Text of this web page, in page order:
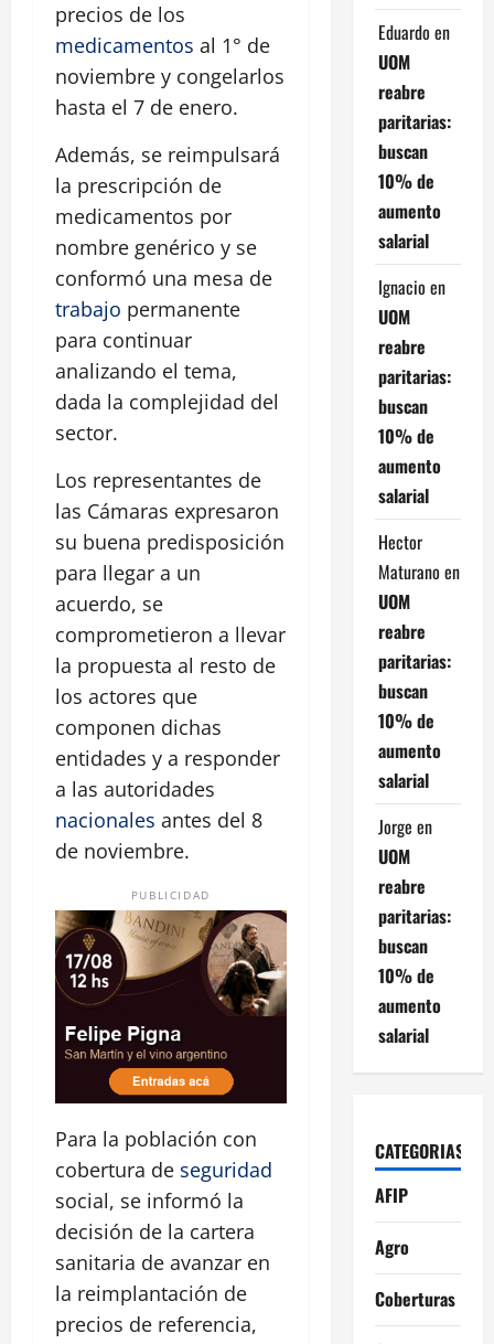
precios de los
medicamentos al 1° de
noviembre y congelarlos
hasta el 7 de enero.
Además, se reimpulsará
la prescripción de
medicamentos por
nombre genérico y se
conformó una mesa de
trabajo permanente
para continuar
analizando el tema,
dada la complejidad del
sector.
Los representantes de
las Cámaras expresaron
su buena predisposición
para llegar a un
acuerdo, se
comprometieron a llevar
la propuesta al resto de
los actores que
componen dichas
entidades y a responder
a las autoridades
nacionales antes del 8
de noviembre.
PUBLICIDAD
Para la población con
cobertura de seguridad
social, se informó la
decisión de la cartera
sanitaria de avanzar en
la reimplantación de
precios de referencia,
Eduardo en
UOM
reabre
paritarias:
buscan
10% de
aumento
salarial
Ignacio en
UOM
reabre
paritarias:
buscan
10% de
aumento
salarial
Hector
Maturano en
UOM
reabre
paritarias:
buscan
10% de
aumento
salarial
Jorge en
UOM
reabre
paritarias:
buscan
10% de
aumento
salarial
CATEGORIAS
AFIP
Agro
Coberturas